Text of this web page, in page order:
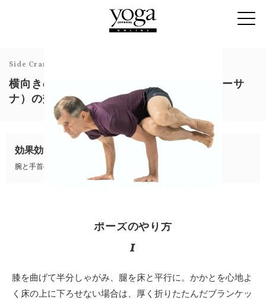
Side Crane Pose
横向きの鶴のポーズ（パールシュヴァバカーサ
ナ）の効果とやり方を解説
効果効能
腕と手首の強化・腹部と背骨を整える・バランス感覚の向上
ポーズのやり方
1
膝を曲げて半分しゃがみ、腿を床と平行に。かかとを心地よ
く床の上に下ろせない場合は、厚く折りたたんだブランケッ